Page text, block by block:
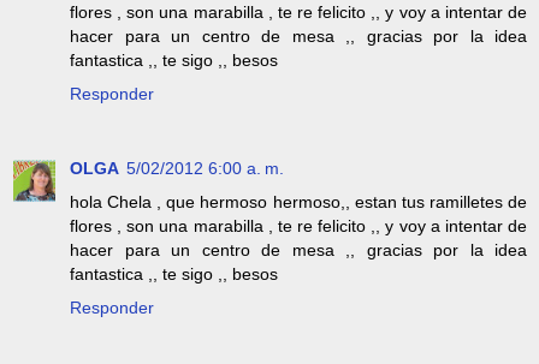
flores , son una marabilla , te re felicito ,, y voy a intentar de
hacer para un centro de mesa ,, gracias por la idea
fantastica ,, te sigo ,, besos
Responder
OLGA 5/02/2012 6:00 a. m.
hola Chela , que hermoso hermoso,, estan tus ramilletes de
flores , son una marabilla , te re felicito ,, y voy a intentar de
hacer para un centro de mesa ,, gracias por la idea
fantastica ,, te sigo ,, besos
Responder